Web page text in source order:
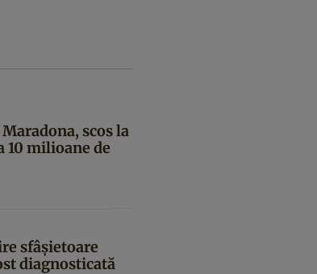
scos la
10 milioane de
sfâșietoare
diagnosticată